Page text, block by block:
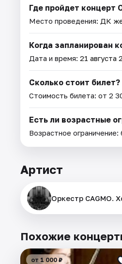
Где пройдет концерт
Место проведения: ДК
Когда запланирован
Дата и время: 21 августа
Сколько стоит билет?
Стоимость билета: от 2
Есть ли возрастные
Возрастное ограничение:
Артист
Оркестр CAGMO.
Похожие
от 1 000 ₽